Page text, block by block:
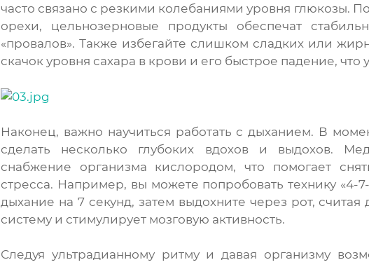
часто связано с резкими колебаниями уровня глюкозы.
орехи, цельнозерновые продукты обеспечат
«провалов». Также избегайте слишком сладких или
скачок уровня сахара в крови и его быстрое падение, что
Наконец, важно научиться работать с дыханием. В
сделать несколько глубоких вдохов и выдохов.
снабжение организма кислородом, что помогает
стресса. Например, вы можете попробовать технику «4-
дыхание на 7 секунд, затем выдохните через рот,
систему и стимулирует мозговую активность.
Следуя ультрадианному ритму и давая организму